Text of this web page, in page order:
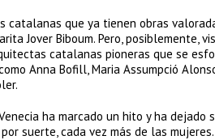
que ya tienen obras
Jover Biboum. Pero, posiblemente,
catalanas pioneras que se
Anna Bofill, Maria Assumpció
ha marcado un hito y ha dejado
suerte, cada vez más de las mujeres.